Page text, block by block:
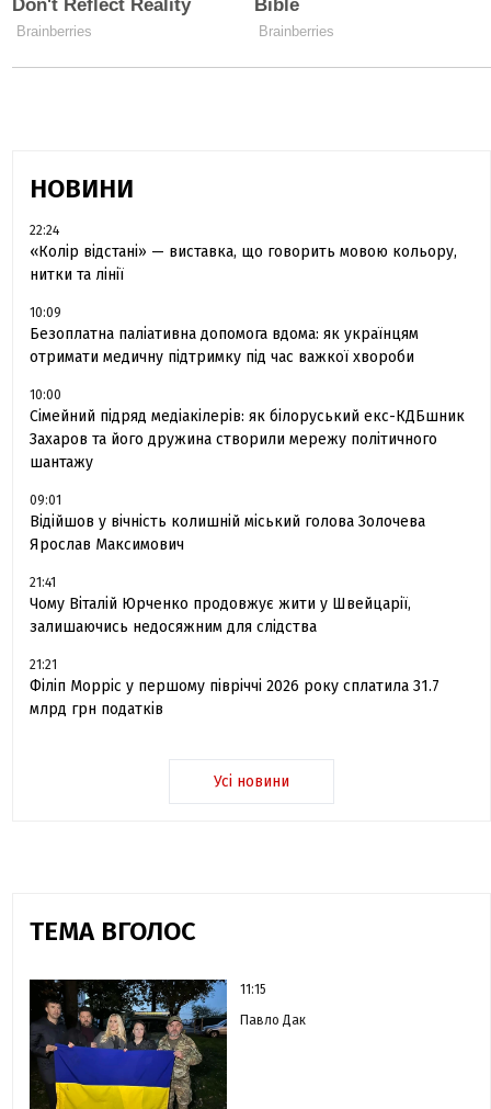
НОВИНИ
22:24
«Колір відстані» — виставка, що говорить мовою кольору,
нитки та лінії
10:09
Безоплатна паліативна допомога вдома: як українцям
отримати медичну підтримку під час важкої хвороби
10:00
Сімейний підряд медіакілерів: як білоруський екс-КДБшник
Захаров та його дружина створили мережу політичного
шантажу
09:01
Відійшов у вічність колишній міський голова Золочева
Ярослав Максимович
21:41
Чому Віталій Юрченко продовжує жити у Швейцарії,
залишаючись недосяжним для слідства
21:21
Філіп Морріс у першому півріччі 2026 року сплатила 31.7
млрд грн податків
Усі новини
ТЕМА ВГОЛОС
11:15
Павло Дак